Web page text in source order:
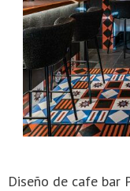
Diseño de cafe bar